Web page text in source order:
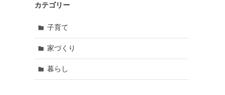
カテゴリー
子育て
家づくり
暮らし